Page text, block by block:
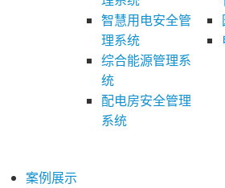
智慧用电安全管
理系统
综合能源管理系
统
配电房安全管理
系统
案例展示